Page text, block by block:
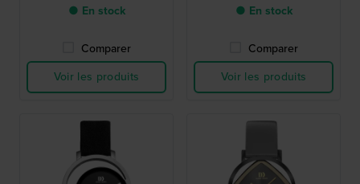
● En stock
Comparer
Voir les produits
● En stock
Comparer
Voir les produits